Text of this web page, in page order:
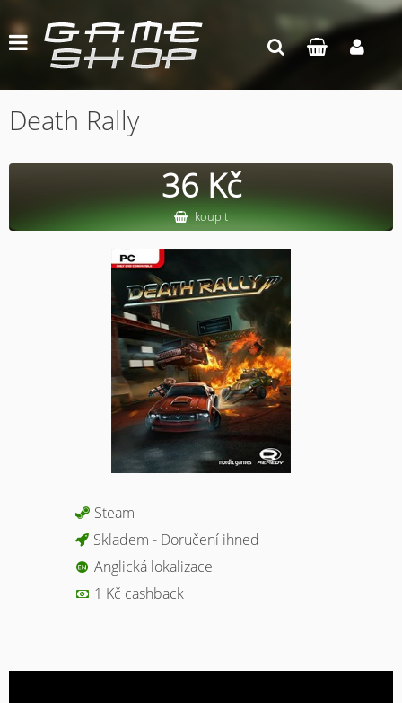
Death Rally
36 Kč
koupit
Steam
Skladem - Doručení ihned
Anglická lokalizace
1 Kč cashback